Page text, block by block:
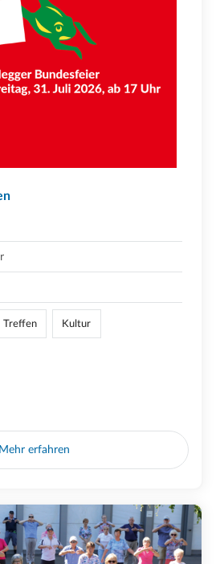
Treffen Kultur
Mehr erfahren